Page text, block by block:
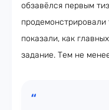
обзавёлся первым
продемонстрировали
показали, как
задание. Тем не